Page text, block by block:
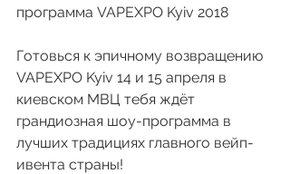
программа VAPEXPO Kyiv 2018
Готовься к эпичному возвращению
VAPEXPO Kyiv 14 и 15 апреля в
киевском МВЦ тебя ждёт
грандиозная шоу-программа в
лучших традициях главного вейп-
ивента страны!